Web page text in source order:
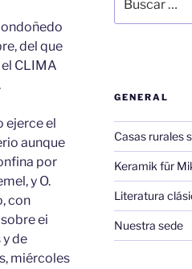
del que
CLIMA
ejerce el
aunque
por
y O.
con
ei
de
miércoles
por:
GENERAL
Casas rurales
Keramik für
Literatura
Nuestra sede